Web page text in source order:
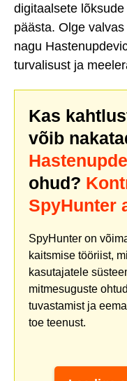
digitaalsete
päästa. Olge
nagu
turvalisust ja
Kas
võib
ohud?
SpyHunter
SpyHunter on
kaitsmise tööriist,
kasutajatele
mitmesuguste
tuvastamist ja
toe teenust.